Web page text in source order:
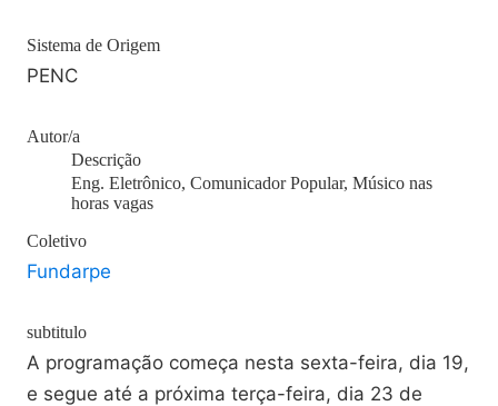
Sistema de Origem
PENC
Autor/a
Descrição
Eng. Eletrônico, Comunicador Popular, Músico nas
horas vagas
Coletivo
Fundarpe
subtitulo
A programação começa nesta sexta-feira, dia 19,
e segue até a próxima terça-feira, dia 23 de